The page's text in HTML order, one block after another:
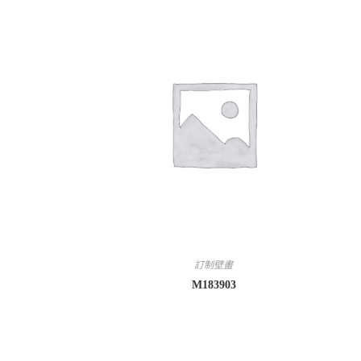
訂制壁畫
M183903